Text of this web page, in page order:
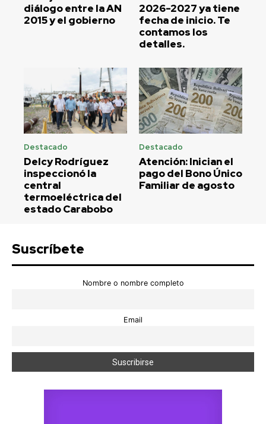
diálogo entre la AN
2015 y el gobierno
2026-2027 ya tiene
fecha de inicio. Te
contamos los
detalles.
Destacado
Delcy Rodríguez
inspeccionó la
central
termoeléctrica del
estado Carabobo
Destacado
Atención: Inician el
pago del Bono Único
Familiar de agosto
Suscríbete
Nombre o nombre completo
Email